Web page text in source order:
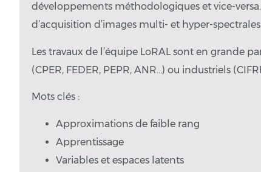
développements méthodologiques et vice-
d’acquisition d’images multi- et hyper-spectrales
Les travaux de l’équipe LoRAL sont en grande
(CPER, FEDER, PEPR, ANR…) ou industriels
Mots clés :
Approximations de faible rang
Apprentissage
Variables et espaces latents